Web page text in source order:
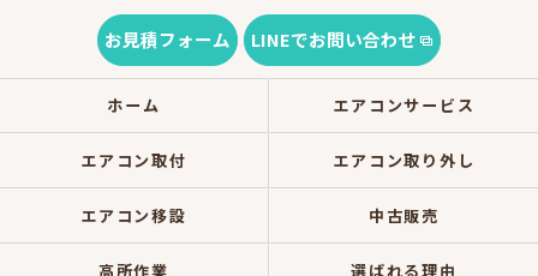
お見積フォーム LINEでお問い合わせ
ホーム エアコンサービス
エアコン取付 エアコン取り外し
エアコン移設 中古販売
高所作業 選ばれる理由